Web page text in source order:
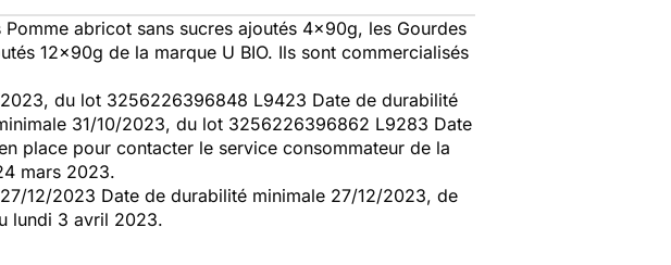
abricot sans sucres ajoutés 4x90g, les Gourdes
12x90g de la marque U BIO. Ils sont commercialisés
du lot 3256226396848 L9423 Date de durabilité
31/10/2023, du lot 3256226396862 L9283 Date
place pour contacter le service consommateur de la
mars 2023.
12/2023 Date de durabilité minimale 27/12/2023, de
lundi 3 avril 2023.